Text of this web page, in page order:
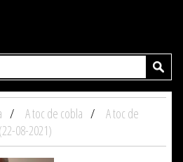
A toc de cobla
A toc de
08-2021)